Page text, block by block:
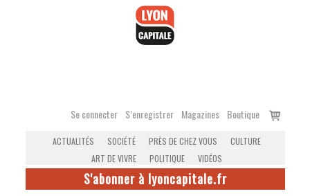
Se connecter S’enregistrer Magazines Boutique
Voir
ACTUALITÉS SOCIÉTÉ PRÈS DE CHEZ VOUS
CULTURE
ART DE VIVRE
POLITIQUE VIDÉOS
S'abonner à lyoncapitale.fr